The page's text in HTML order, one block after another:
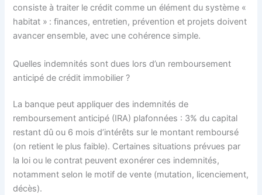
consiste à traiter le crédit comme un élément du système «
habitat » : finances, entretien, prévention et projets doivent
avancer ensemble, avec une cohérence simple.
Quelles indemnités sont dues lors d’un remboursement
anticipé de crédit immobilier ?
La banque peut appliquer des indemnités de
remboursement anticipé (IRA) plafonnées : 3% du capital
restant dû ou 6 mois d’intérêts sur le montant remboursé
(on retient le plus faible). Certaines situations prévues par
la loi ou le contrat peuvent exonérer ces indemnités,
notamment selon le motif de vente (mutation, licenciement,
décès).